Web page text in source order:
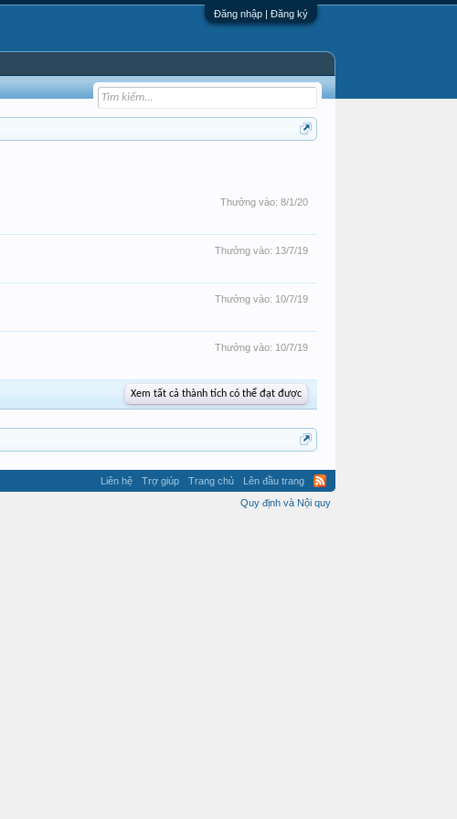
Đăng nhập | Đăng ký
Thưởng vào: 8/1/20
Thưởng vào: 13/7/19
Thưởng vào: 10/7/19
Thưởng vào: 10/7/19
Xem tất cả thành tích có thể đạt được
Liên hệ Trợ giúp Trang chủ
Lên đầu trang
Quy định và Nội quy